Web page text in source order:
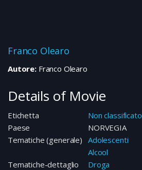
Franco Olearo
Autore:Franco Olearo
Details of Movie
Etichetta
Non classificato
Paese
NORVEGIA
Tematiche (generale) Adolescenti
Alcool
Tematiche-dettaglio
Droga